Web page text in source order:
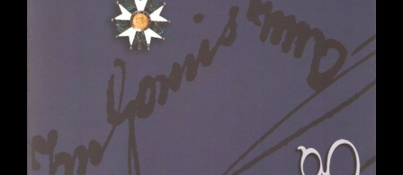
CINC
CAVITATS TECTÒNIQUES
DE
VALLADA.
NOU
ARTICLE
EN
LA
REVISTA